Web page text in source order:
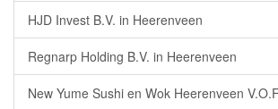
HJD Invest B.V. in Heerenveen
Regnarp Holding B.V. in Heerenveen
New Yume Sushi en Wok Heerenveen